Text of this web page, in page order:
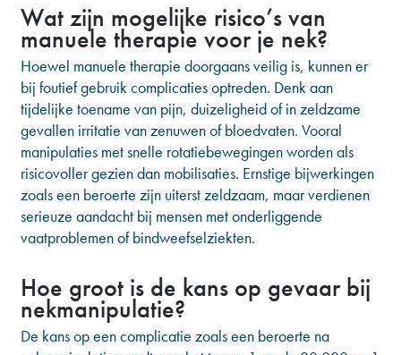
Wat zijn mogelijke risico’s van
manuele therapie voor je nek?
Hoewel manuele therapie doorgaans veilig is, kunnen er
bij foutief gebruik complicaties optreden. Denk aan
tijdelijke toename van pijn, duizeligheid of in zeldzame
gevallen irritatie van zenuwen of bloedvaten. Vooral
manipulaties met snelle rotatiebewegingen worden als
risicovoller gezien dan mobilisaties. Ernstige bijwerkingen
zoals een beroerte zijn uiterst zeldzaam, maar verdienen
serieuze aandacht bij mensen met onderliggende
vaatproblemen of bindweefselziekten.
Hoe groot is de kans op gevaar bij
nekmanipulatie?
De kans op een complicatie zoals een beroerte na